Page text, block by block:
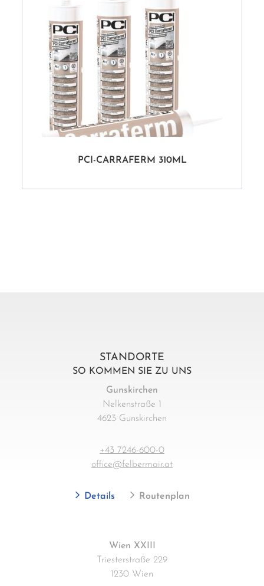
PCI-CARRAFERM 310ML
STANDORTE
SO KOMMEN SIE ZU UNS
Gunskirchen
Nelkenstraße 1
4623 Gunskirchen
+43 7246-600-0
office@felbermair.at
Details Routenplan
Wien XXIII
Triesterstraße 229
1230 Wien